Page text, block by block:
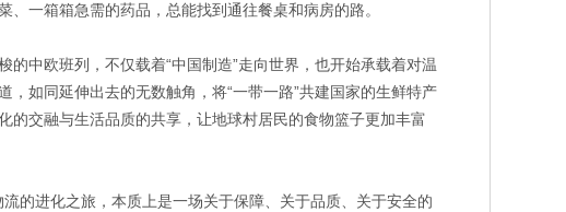
一箱箱急需的药品，总能找到通往餐桌和病房的路。
中欧班列，不仅载着“中国制造”走向世界，也开始承载着对温
如同延伸出去的无数触角，将“一带一路”共建国家的生鲜特产
的交融与生活品质的共享，让地球村居民的食物篮子更加丰富
的进化之旅，本质上是一场关于保障、关于品质、关于安全的